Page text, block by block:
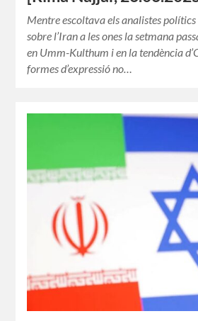
Mentre escoltava els analistes
sobre l’Iran a les ones la setmana
en Umm-Kulthum i en la tendència
formes d’expressió no…